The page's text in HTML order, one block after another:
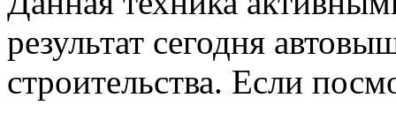
результат сегодня
строительства. Если